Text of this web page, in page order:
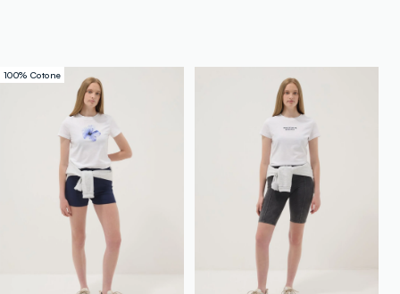
100% Cotone